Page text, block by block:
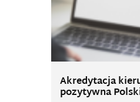
Akredytacja
pozytywna